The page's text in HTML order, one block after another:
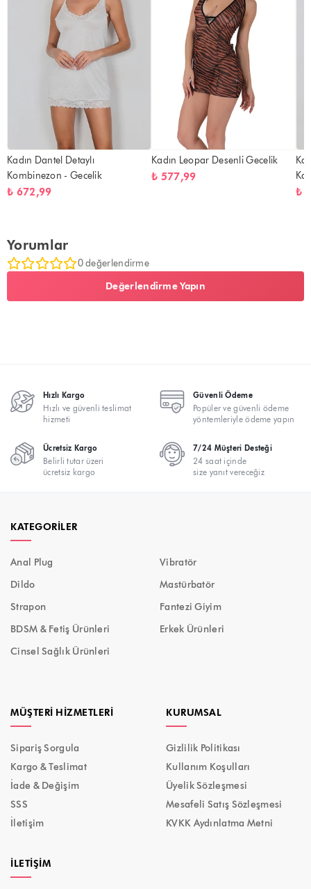
Kadın Dantel Detaylı
Kombinezon - Gecelik
₺ 672,99
Kadın Leopar Desenli Gecelik
₺ 577,99
₺
Yorumlar
0 değerlendirme
Değerlendirme Yapın
Hızlı Kargo
Hızlı ve güvenli teslimat
hizmeti
Güvenli Ödeme
Popüler ve güvenli ödeme
yöntemleriyle ödeme yapın
Ücretsiz Kargo
Belirli tutar üzeri
ücretsiz kargo
7/24 Müşteri Desteği
24 saat içinde
size yanıt vereceğiz
KATEGORILER
Anal Plug
Vibratör
Dildo
Mastürbatör
Strapon
Fantezi Giyim
BDSM & Fetiş Ürünleri
Erkek Ürünleri
Cinsel Sağlık Ürünleri
MÜŞTERI HIZMETLERI
Sipariş Sorgula
Kargo & Teslimat
İade & Değişim
SSS
İletişim
KURUMSAL
Gizlilik Politikası
Kullanım Koşulları
Üyelik Sözleşmesi
Mesafeli Satış Sözleşmesi
KVKK Aydınlatma Metni
İLETIŞIM